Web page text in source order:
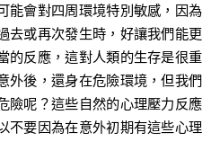
能會對四周環境特別敏感，因為
去或再次發生時，好讓我們能更
的反應，這對人類的生存是很重
外後，還身在危險環境，但我們
險呢？這些自然的心理壓力反應
不要因為在意外初期有這些心理